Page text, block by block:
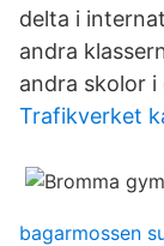
delta i
andra
andra skolor
Trafikverket
bagarmossen